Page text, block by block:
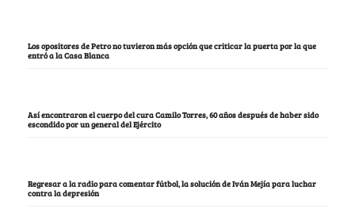
Los opositores de Petro no tuvieron más opción que criticar la puerta por la que
entró a la Casa Blanca
Así encontraron el cuerpo del cura Camilo Torres, 60 años después de haber sido
escondido por un general del Ejército
Regresar a la radio para comentar fútbol, la solución de Iván Mejía para luchar
contra la depresión